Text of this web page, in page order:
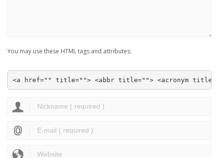
You may use these HTML tags and attributes:
<a href="" title=""> <abbr title=""> <acronym